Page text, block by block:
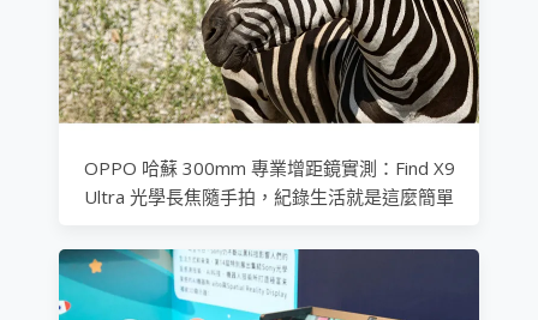
OPPO 哈蘇 300mm 專業增距鏡實測：Find X9
Ultra 光學長焦隨手拍，紀錄生活就是這麼簡單